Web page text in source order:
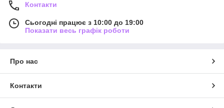
Контакти
Сьогодні працює з 10:00 до 19:00
Показати весь графік роботи
Про нас
Контакти